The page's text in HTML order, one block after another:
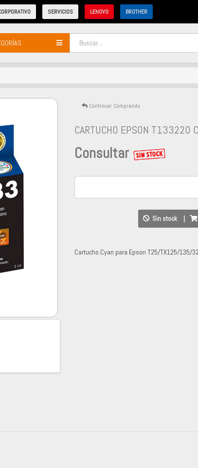
SERVICIOS LENOVO BROTHER
Continuar Comprando
CARTUCHO EPSON
Consultar
Sin stock
Cartucho Cyan para Epson T25/TX125/135/